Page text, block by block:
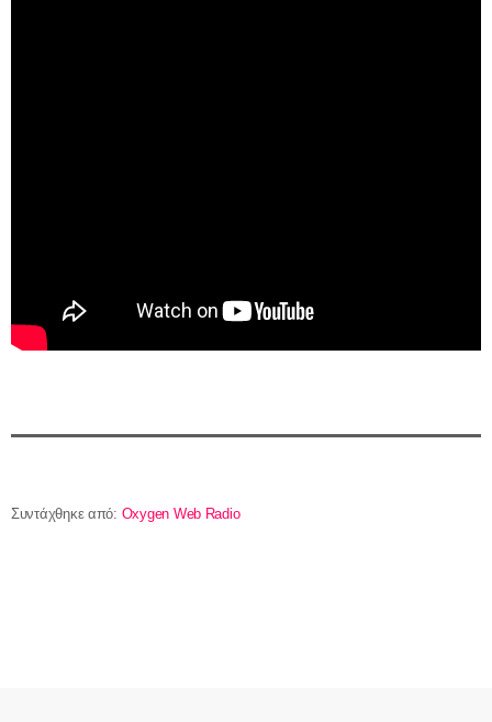
Συντάχθηκε από: Oxygen Web Radio